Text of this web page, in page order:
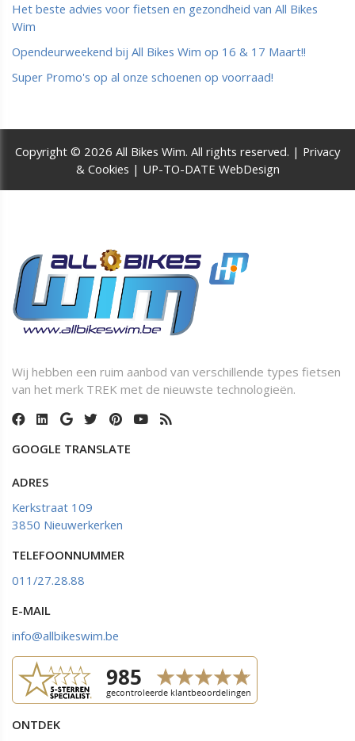
Het beste advies voor fietsen en gezondheid van All Bikes
Wim
Opendeurweekend bij All Bikes Wim op 16 & 17 Maart!!
Super Promo's op al onze schoenen op voorraad!
Copyright © 2026 All Bikes Wim. All rights reserved. | Privacy
& Cookies | UP-TO-DATE WebDesign
Wij hebben een ruim aanbod van verschillende types fietsen
van het merk TREK met de nieuwste technologieën.
GOOGLE TRANSLATE
ADRES
Kerkstraat 109
3850 Nieuwerkerken
TELEFOONNUMMER
011/27.28.88
E-MAIL
info@allbikeswim.be
ONTDEK